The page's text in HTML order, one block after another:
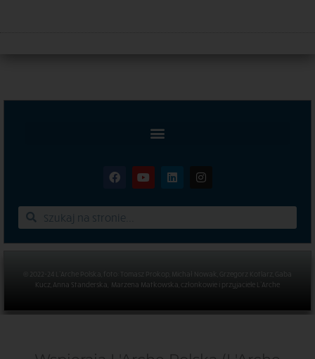
© 2022-24 L’Arche Polska, foto: Tomasz Prokop, Michał Nowak, Grzegorz Kotlarz, Gaba
Kucz, Anna Standerska, Marzena Matkowska, członkowie i przyjaciele L’Arche